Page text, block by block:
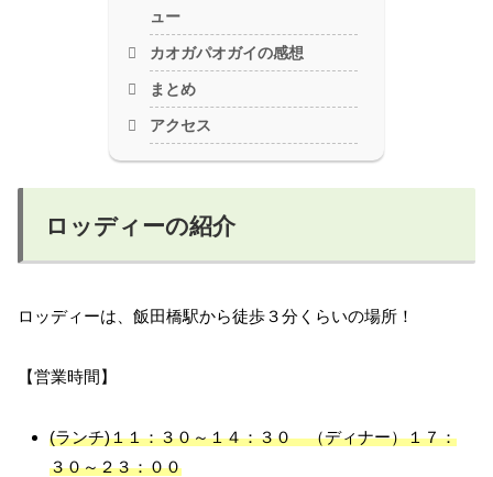
ュー
カオガパオガイの感想
まとめ
アクセス
ロッディーの紹介
ロッディーは、飯田橋駅から徒歩３分くらいの場所！
【営業時間】
(ランチ)１１：３０～１４：３０ （ディナー）１７：
３０～２３：００